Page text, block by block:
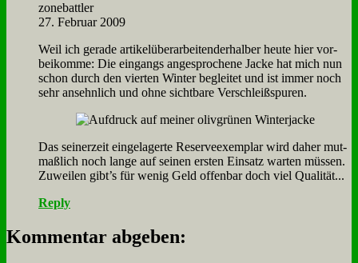
zone­batt­ler
27. Februar 2009
Weil ich ge­ra­de ar­ti­kel­über­ar­bei­ten­der­halb­er heu­te hier vor­
bei­kom­me: Die ein­gangs an­ge­spro­che­ne Jacke hat mich nun
schon durch den vier­ten Win­ter be­glei­tet und ist im­mer noch
sehr an­sehn­lich und oh­ne sicht­ba­re Ver­schleiß­spu­ren.
Das sei­ner­zeit ein­ge­la­ger­te Re­ser­ve­ex­em­plar wird da­her mut­
maß­lich noch lan­ge auf sei­nen er­sten Ein­satz war­ten müs­sen.
Zu­wei­len gibt’s für we­nig Geld of­fen­bar doch viel Qua­li­tät...
Reply
Kommentar abgeben: